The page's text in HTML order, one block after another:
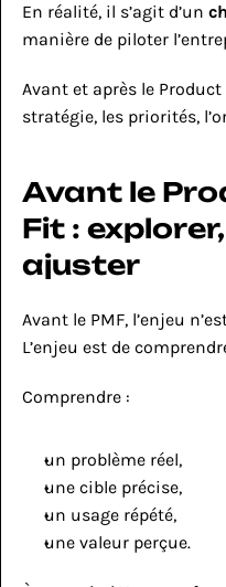
En réalité, il s’agit d’un
manière de piloter
Avant et après le
stratégie, les priorités,
Avant le
Fit :
ajuster
Avant le PMF, l’enjeu
L’enjeu est de
Comprendre :
un problème réel,
une cible précise,
un usage répété,
une valeur perçue.